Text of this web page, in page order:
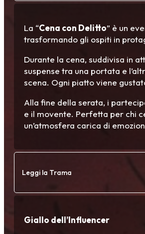
La “Cena con Delitto” è un
trasformando gli ospiti in
Durante la cena, suddivisa in
suspense tra una portata e
scena. Ogni piatto viene
Alla fine della serata, i
e il movente. Perfetta per chi
un’atmosfera carica di
Leggi la Trama
Giallo dell’Influencer